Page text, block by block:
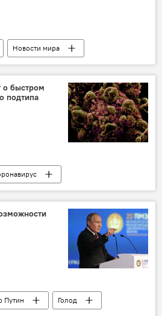
Новости мира
Азербайджан
о быстром
подтипа
Путин Голод